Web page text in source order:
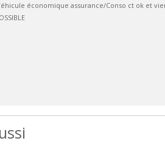
économique assurance/Conso ct ok et